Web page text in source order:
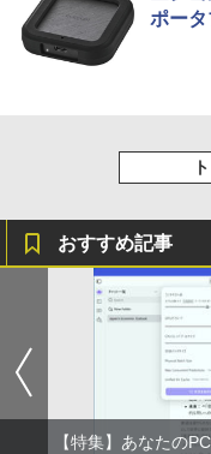
ポー
おすすめ記事
【特集】あなたの